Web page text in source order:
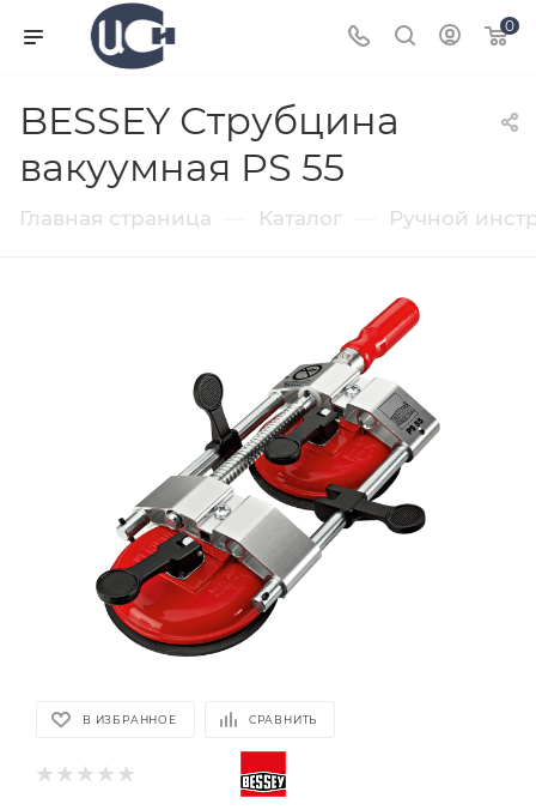
0
BESSEY Струбцина
вакуумная PS 55
Главная страница Каталог Ручной
В ИЗБРАННОЕ СРАВНИТЬ